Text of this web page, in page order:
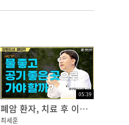
05:39
폐암 환자, 치료 후 이렇게 살아가자
최세훈